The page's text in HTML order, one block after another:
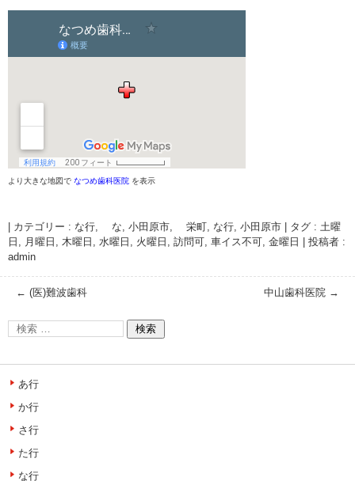
より大きな地図で なつめ歯科医院 を表示
カテゴリー : な行, な, 小田原市, 栄町, な行, 小田原市 タグ : 土曜
日 , 月曜日 , 木曜日 , 水曜日 , 火曜日 , 訪問可, 車イス不可, 金曜日
投稿者 :
admin
← (医)難波歯科 中山歯科医院 →
あ行
か行
さ行
た行
な行